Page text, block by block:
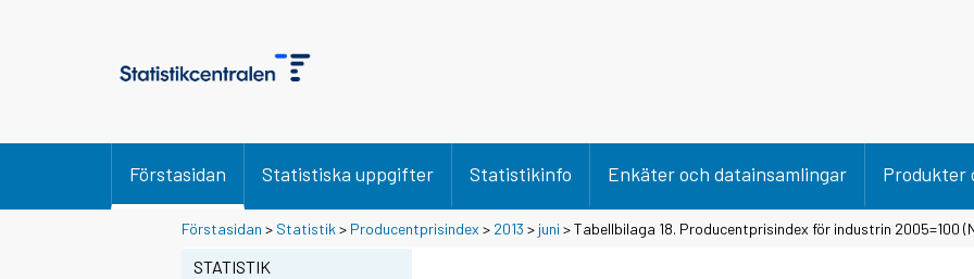
Förstasidan Statistiska uppgifter Statistikinfo Enkäter och datainsamlingar Produkter
Förstasidan > Statistik > Producentprisindex > 2013 > juni > Tabellbilaga 18. Producentprisindex för industrin 2005=100
STATISTIK